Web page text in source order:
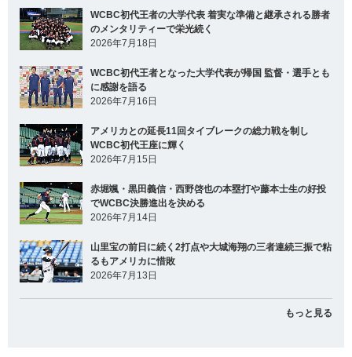
WCBC初代王者の大学代表 着実な準備と継承される勝者
のメンタリティーで栄光続く
2026年7月18日
WCBC初代王者となった大学代表が帰国 監督・選手とも
に感謝を語る
2026年7月16日
アメリカとの延長11回タイブレークの総力戦を制し
WCBC初代王座に輝く
2026年7月15日
赤堀颯・黒田義信・西野啓也の本塁打や藤本士生の好投
でWCBC決勝進出を決める
2026年7月14日
山里宝の前日に続く2打点や大城海翔の三者連続三振で粘
るもアメリカに惜敗
2026年7月13日
もっと見る